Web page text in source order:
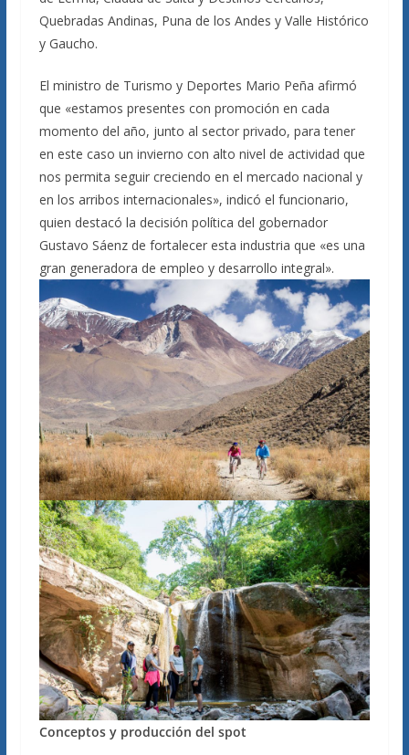
Quebradas Andinas, Puna de los Andes y Valle Histórico
y Gaucho.
El ministro de Turismo y Deportes Mario Peña afirmó
que «estamos presentes con promoción en cada
momento del año, junto al sector privado, para tener
en este caso un invierno con alto nivel de actividad que
nos permita seguir creciendo en el mercado nacional y
en los arribos internacionales», indicó el funcionario,
quien destacó la decisión política del gobernador
Gustavo Sáenz de fortalecer esta industria que «es una
gran generadora de empleo y desarrollo integral».
Conceptos y producción del spot